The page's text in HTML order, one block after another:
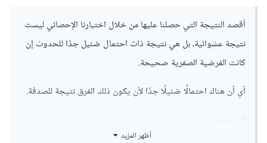
أقصد النتيجة التي حصلنا عليها من خلال اختبارنا الإحصائي ليست
نتيجة عشوائية، بل هي نتيجة ذات احتمال ضئيل جدًا للحدوث إن
كانت الفرضية الصفرية صحيحة.
أي أن هناك احتمالًا ضئيلًا جدًا لأن يكون ذلك الفرق نتيجة للصدفة.
للتوضيح:
أظهر المزيد